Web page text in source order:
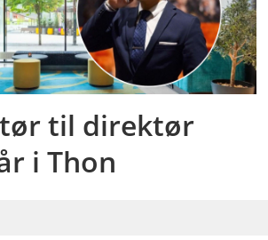
til direktør
i Thon